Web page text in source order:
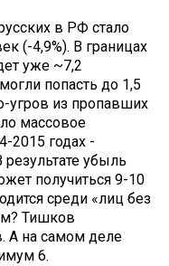
в РФ стало
(-4,9%). В границах
уже ~7,2
попасть до 1,5
угров из пропавших
массовое
2015 годах -
убыль
получиться 9-10
среди «лиц без
Тишков
А на самом деле
6.